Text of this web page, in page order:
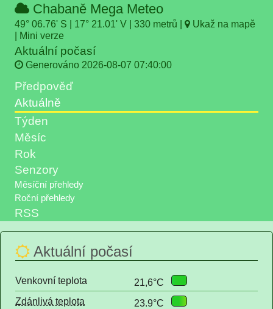
Chabaně Mega Meteo
49° 06.76' S | 17° 21.01' V | 330 metrů |
Ukaž na mapě
Mini verze
Aktuální počasí
Generováno 2026-08-07 07:40:00
Předpověď
Aktuálně
Týden
Měsíc
Rok
Senzory
RSS
Aktuální počasí
Venkovní teplota
21,6°C
Zdánlivá teplota
23.9°C